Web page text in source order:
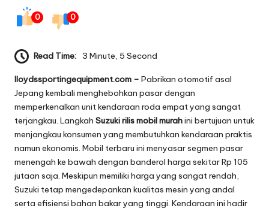
n
0 0
Read Time: 3 Minute, 5 Second
lloydssportingequipment.com – Pabrikan otomotif asal
Jepang kembali menghebohkan pasar dengan
memperkenalkan unit kendaraan roda empat yang sangat
terjangkau. Langkah Suzuki rilis mobil murahini bertujuan untuk
menjangkau konsumen yang membutuhkan kendaraan praktis
namun ekonomis. Mobil terbaru ini menyasar segmen pasar
menengah ke bawah dengan banderol harga sekitar Rp 105
jutaan saja. Meskipun memiliki harga yang sangat rendah,
Suzuki tetap mengedepankan kualitas mesin yang andal
serta efisiensi bahan bakar yang tinggi. Kendaraan ini hadir